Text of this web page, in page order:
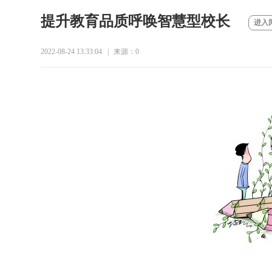
提升教育品质呼唤智慧型校长 进入
2022-08-24 13:33:04 来源：0